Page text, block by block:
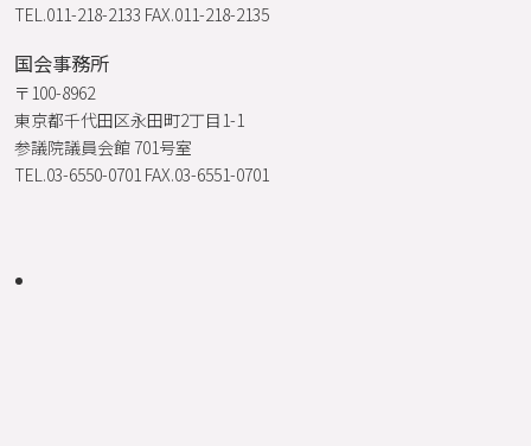
TEL.011-218-2133 FAX.011-218-2135
国会事務所
〒100-8962
東京都千代田区永田町2丁目1-1
参議院議員会館 701号室
TEL.03-6550-0701 FAX.03-6551-0701